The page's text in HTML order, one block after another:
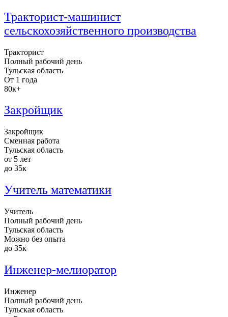
Тракторист-машинист
сельскохозяйственного производства
Тракторист
Полный рабочий день
Тульская область
От 1 года
80к+
Закройщик
Закройщик
Сменная работа
Тульская область
от 5 лет
до 35к
Учитель математики
Учитель
Полный рабочий день
Тульская область
Можно без опыта
до 35к
Инженер-мелиоратор
Инженер
Полный рабочий день
Тульская область